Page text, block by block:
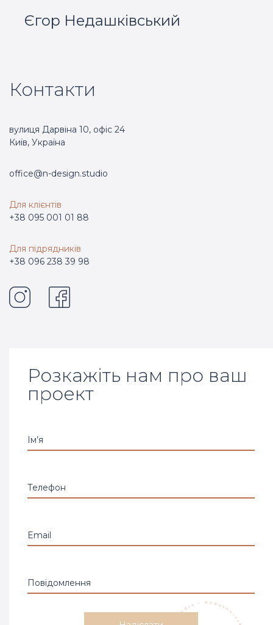
Єгор Недашківський
Контакти
вулиця Дарвіна 10, офіс 24
Київ, Україна
office@n-design.studio
Для клієнтів
+38 095 001 01 88
Для підрядників
+38 096 238 39 98
Розкажіть нам про ваш
проект
Ім’я
Телефон
Email
Повідомлення